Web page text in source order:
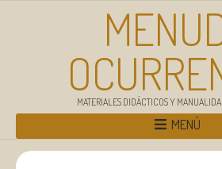
MATERIALES DIDÁCTICOS Y
MENÚ